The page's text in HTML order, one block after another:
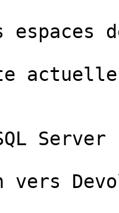
espaces
actuelle
Server
vers